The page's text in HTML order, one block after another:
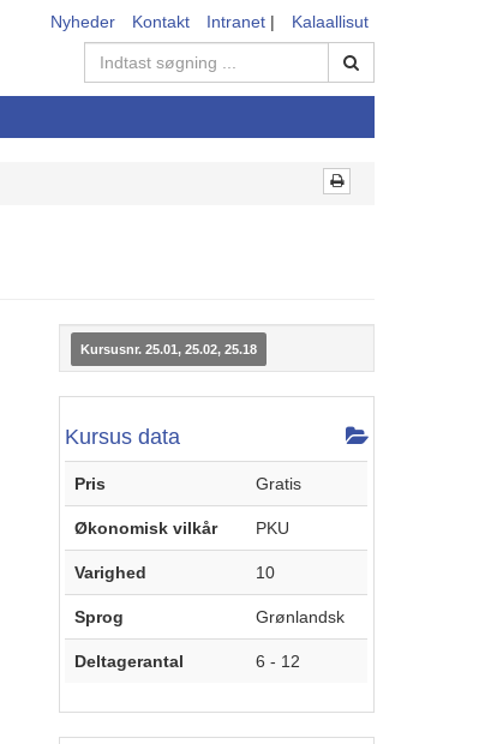
Nyheder Kontakt Intranet | Kalaallisut
Kursusnr. 25.01, 25.02, 25.18
Kursus data
Pris Gratis
Økonomisk vilkår PKU
Varighed 10
Sprog Grønlandsk
Deltagerantal 6 - 12